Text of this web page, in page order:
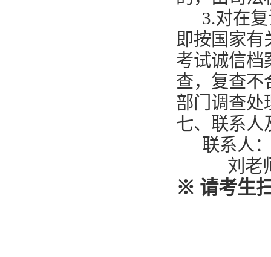
3.对在
即按国家有
考试诚信档
查，复查不
部门调查处
七、联系人
联系人
刘老
※ 请考生